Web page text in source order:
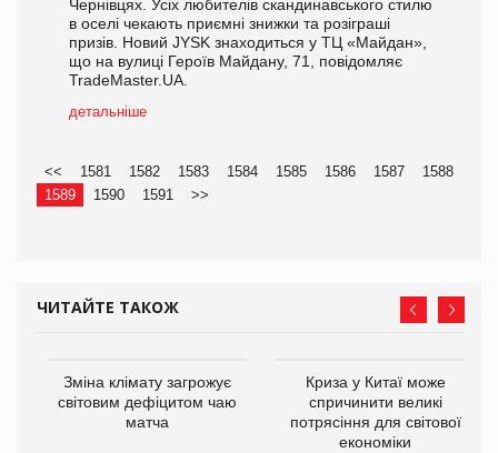
Чернівцях. Усіх любителів скандинавського стилю
в оселі чекають приємні знижки та розіграші
призів. Новий JYSK знаходиться у ТЦ «Майдан»,
що на вулиці Героїв Майдану, 71, повідомляє
TradeMaster.UA.
детальніше
<< 1581 1582 1583 1584 1585 1586 1587
1588
1589
1590 1591 >>
ЧИТАЙТЕ ТАКОЖ
Зміна клімату загрожує
світовим дефіцитом чаю
матча
Криза у Китаї може
спричинити великі
потрясіння для світової
економіки